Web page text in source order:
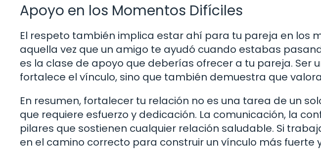
Apoyo en los Momentos Difíciles
El respeto también implica estar ahí para tu pareja en los
aquella vez que un amigo te ayudó cuando estabas
es la clase de apoyo que deberías ofrecer a tu pareja. Ser
fortalece el vínculo, sino que también demuestra que
En resumen, fortalecer tu relación no es una tarea de un
que requiere esfuerzo y dedicación. La comunicación, la
pilares que sostienen cualquier relación saludable. Si
en el camino correcto para construir un vínculo más fuerte